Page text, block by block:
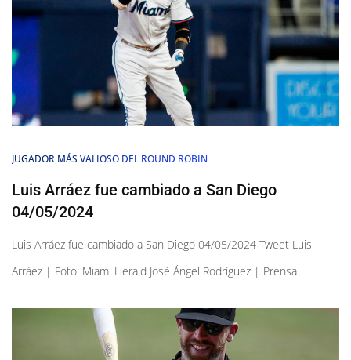
JUGADOR MÁS VALIOSO DEL ROUND ROBIN
Luis Arráez fue cambiado a San Diego
04/05/2024
Luis Arráez fue cambiado a San Diego 04/05/2024 Tweet Luis
Arráez | Foto: Miami Herald José Ángel Rodríguez | Prensa